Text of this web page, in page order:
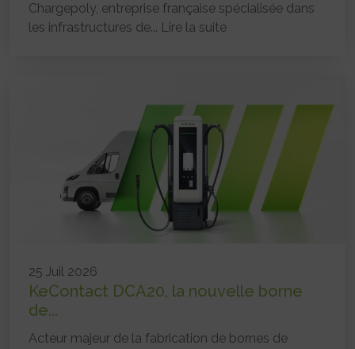
Chargepoly, entreprise française spécialisée dans
les infrastructures de... Lire la suite
25 Juil 2026
KeContact DCA20, la nouvelle borne
de...
Acteur majeur de la fabrication de bornes de